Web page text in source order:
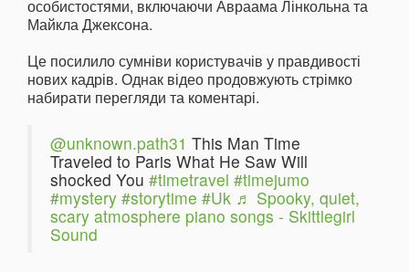
особистостями, включаючи Авраама Лінкольна та
Майкла Джексона.
Це посилило сумніви користувачів у правдивості
нових кадрів. Однак відео продовжують стрімко
набирати перегляди та коментарі.
@unknown.path31 This Man Time
Traveled to Paris What He Saw Will
shocked You #timetravel #timejumo
#mystery #storytime #Uk ♬ Spooky, quiet,
scary atmosphere piano songs - Skittlegirl
Sound